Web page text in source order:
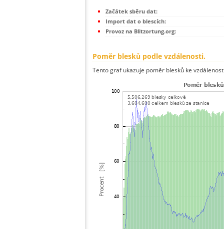
Začátek sběru dat:
Import dat o blescích:
Provoz na Blitzortung.org:
Poměr blesků podle vzdálenosti.
Tento graf ukazuje poměr blesků ke